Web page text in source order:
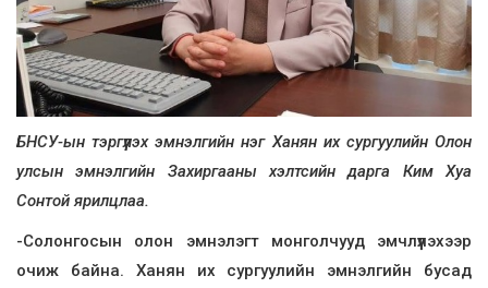
БНСУ-ын тэргүүлэх эмнэлгийн нэг Ханян их сургуулийн Олон
улсын эмнэлгийн Захиргааны хэлтсийн дарга Ким Хуа
Сонтой ярилцлаа.
-Солонгосын олон эмнэлэгт монголчууд эмчлүүлэхээр
очиж байна. Ханян их сургуулийн эмнэлгийн бусад